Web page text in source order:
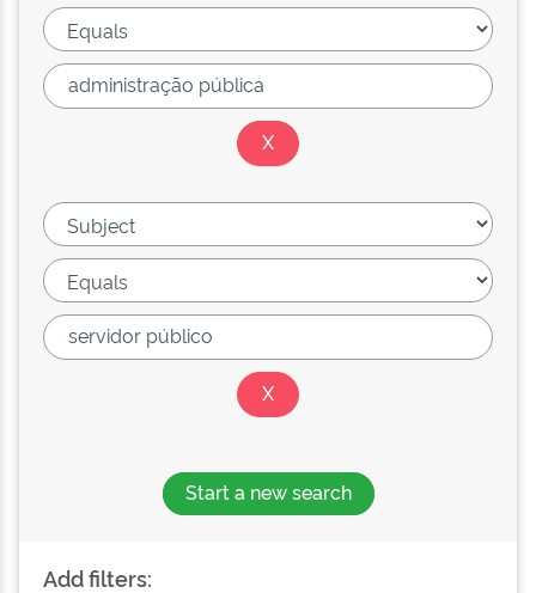
Start a new search
Add filters: